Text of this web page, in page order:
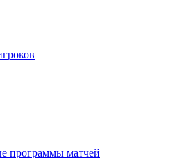
программы матчей